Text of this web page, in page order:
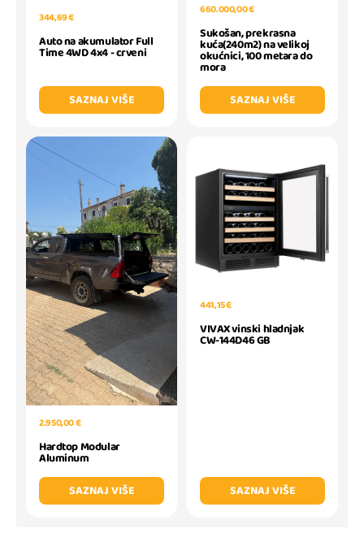
344,69 €
Auto na akumulator Full
Time 4WD 4x4 - crveni
SAZNAJ VIŠE
660.000,00 €
Sukošan, prekrasna
kuća(240m2) na velikoj
okućnici, 100 metara do
mora
SAZNAJ VIŠE
2.950,00 €
Hardtop Modular
Aluminum
SAZNAJ VIŠE
441,15 €
VIVAX vinski hladnjak
CW-144D46 GB
SAZNAJ VIŠE